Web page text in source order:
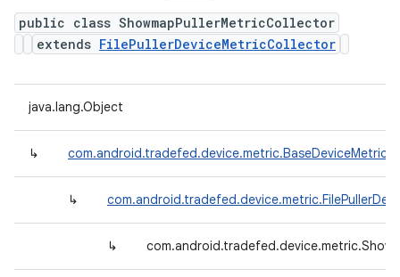
public class ShowmapPullerMetricCollector
extends FilePullerDeviceMetricCollector
java.lang.Object
↳
↳
↳